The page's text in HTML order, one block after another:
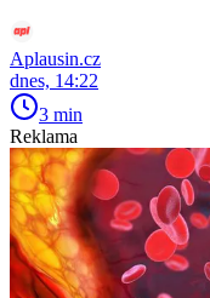
Aplausin.cz
dnes, 14:22
3 min
Reklama